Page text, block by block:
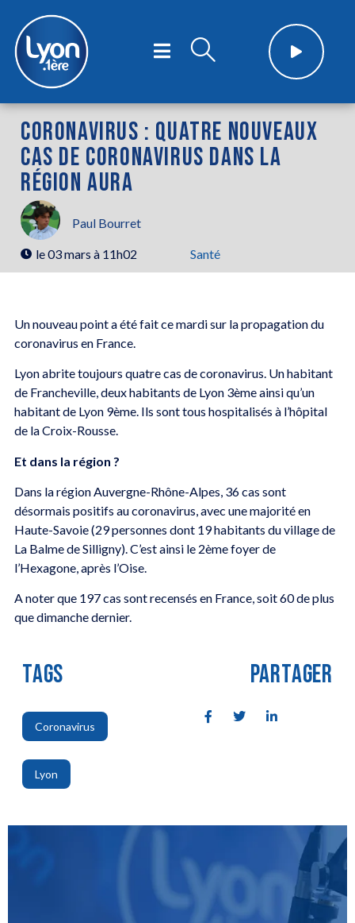
CORONAVIRUS : QUATRE NOUVEAUX
CAS DE CORONAVIRUS DANS LA
RÉGION AURA
Paul Bourret
le03 mars à 11h02 Santé
Un nouveau point a été fait ce mardi sur la propagation du
coronavirus en France.
Lyon abrite toujours quatre cas de coronavirus. Un habitant
de Francheville, deux habitants de Lyon 3ème ainsi qu’un
habitant de Lyon 9ème. Ils sont tous hospitalisés à l’hôpital
de la Croix-Rousse.
Et dans la région ?
Dans la région Auvergne-Rhône-Alpes, 36 cas sont
désormais positifs au coronavirus, avec une majorité en
Haute-Savoie (29 personnes dont 19 habitants du village de
La Balme de Silligny). C’est ainsi le 2ème foyer de
l’Hexagone, après l’Oise.
A noter que 197 cas sont recensés en France, soit 60 de plus
que dimanche dernier.
TAGS
Coronavirus
,
Lyon
PARTAGER